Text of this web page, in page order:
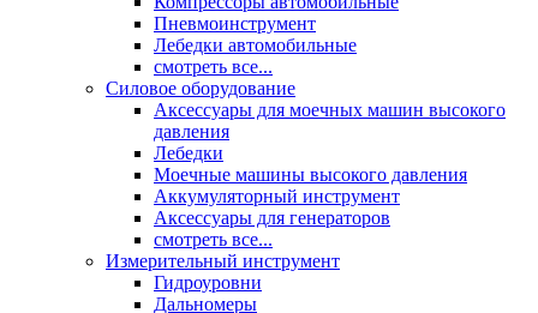
Пневмоинструмент
Лебедки автомобильные
смотреть все...
Силовое оборудование
Аксессуары для моечных машин высокого
давления
Лебедки
Моечные машины высокого давления
Аккумуляторный инструмент
Аксессуары для генераторов
смотреть все...
Измерительный инструмент
Гидроуровни
Дальномеры